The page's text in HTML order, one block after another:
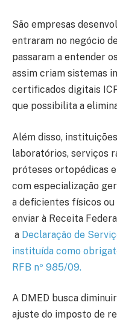
São empresas
entraram no negócio
passaram a entender
assim criam sistemas
certificados digitais
que possibilita a
Além disso,
laboratórios, serviços
próteses ortopédicas
com especialização
a deficientes físicos
enviar à Receita
a Declaração de
instituída como
RFB nº 985/09.
A DMED busca
ajuste do imposto de